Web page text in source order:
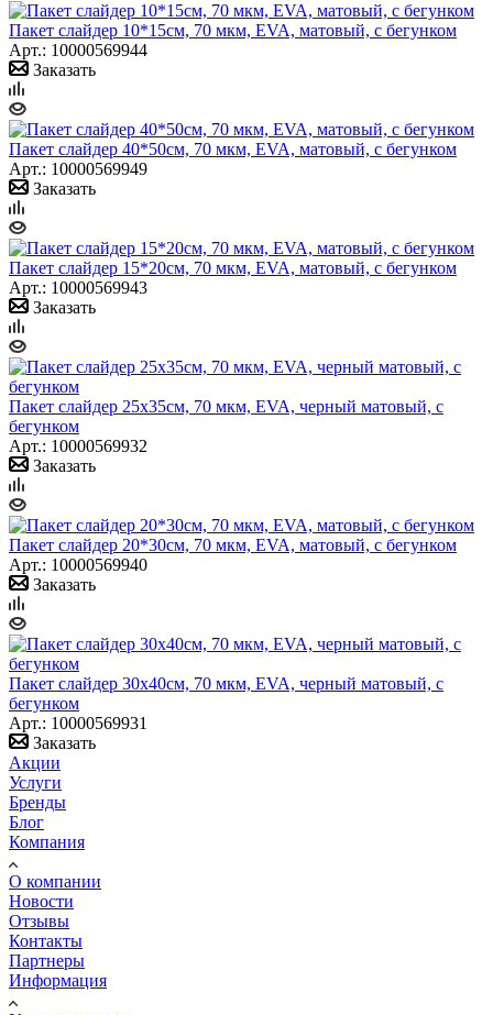
Пакет слайдер 10*15см, 70 мкм, EVA, матовый, с бегунком
Арт.: 10000569944
Заказать
Пакет слайдер 40*50см, 70 мкм, EVA, матовый, с бегунком
Арт.: 10000569949
Заказать
Пакет слайдер 15*20см, 70 мкм, EVA, матовый, с бегунком
Арт.: 10000569943
Заказать
Пакет слайдер 25х35см, 70 мкм, EVA, черный матовый, с
бегунком
Арт.: 10000569932
Заказать
Пакет слайдер 20*30см, 70 мкм, EVA, матовый, с бегунком
Арт.: 10000569940
Заказать
Пакет слайдер 30х40см, 70 мкм, EVA, черный матовый, с
бегунком
Арт.: 10000569931
Заказать
Акции
Услуги
Бренды
Блог
Компания
О компании
Новости
Отзывы
Контакты
Партнеры
Информация